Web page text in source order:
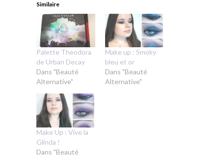
Similaire
Palette Theodora
de Urban Decay
Dans "Beauté
Alternative"
Make up : Smoky
bleu et or
Dans "Beauté
Alternative"
Make Up : Vive la
Glinda !
Dans "Beauté